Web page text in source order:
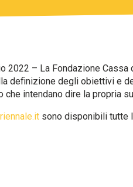
2022 – La Fondazione
definizione degli obiettivi e
che intendano dire la propria
sono disponibili tutte